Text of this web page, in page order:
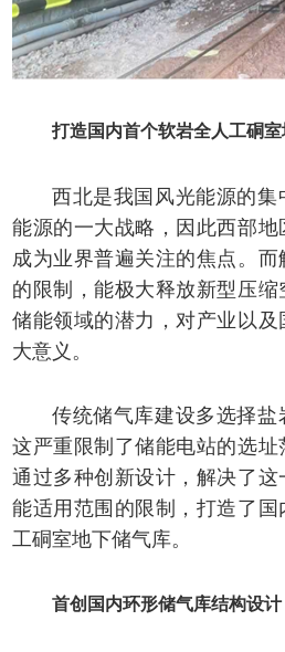
打造国内首个软岩全人工硐
西北是我国风光能源的
能源的一大战略，因此西部地
成为业界普遍关注的焦点。
的限制，能极大释放新型压
储能领域的潜力，对产业以
大意义。
传统储气库建设多选择盐
这严重限制了储能电站的选
通过多种创新设计，解决了
能适用范围的限制，打造了
工硐室地下储气库。
首创国内环形储气库结构设计